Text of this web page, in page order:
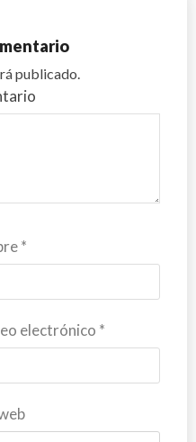
publicado.
*
electrónico *